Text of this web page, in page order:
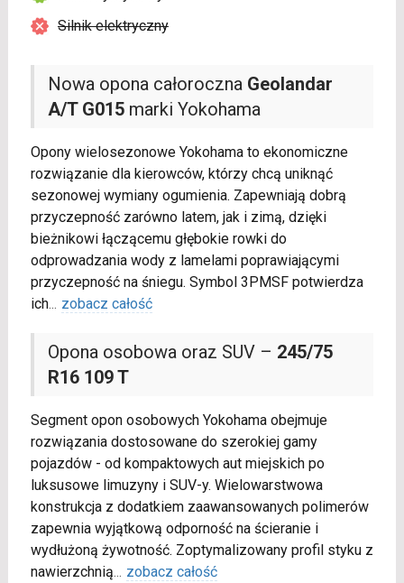
Nowa opona całoroczna Geolandar
A/T G015marki Yokohama
Opony wielosezonowe Yokohama to ekonomiczne
rozwiązanie dla kierowców, którzy chcą uniknąć
sezonowej wymiany ogumienia. Zapewniają dobrą
przyczepność zarówno latem, jak i zimą, dzięki
bieżnikowi łączącemu głębokie rowki do
odprowadzania wody z lamelami poprawiającymi
przyczepność na śniegu. Symbol 3PMSF potwierdza
ich... zobacz całość
Opona osobowa oraz SUV – 245/75
R16 109 T
Segment opon osobowych Yokohama obejmuje
rozwiązania dostosowane do szerokiej gamy
pojazdów - od kompaktowych aut miejskich po
luksusowe limuzyny i SUV-y. Wielowarstwowa
konstrukcja z dodatkiem zaawansowanych polimerów
zapewnia wyjątkową odporność na ścieranie i
wydłużoną żywotność. Zoptymalizowany profil styku z
nawierzchnią... zobacz całość
Silnik elektryczny